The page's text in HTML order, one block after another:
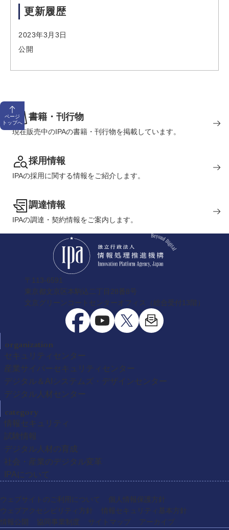
更新履歴
2023年3月3日
公開
ページ
トップへ
書籍・刊行物
現在販売中のIPAの書籍・刊行物を掲載しています。
採用情報
IPAの採用に関する情報をご紹介します。
調達情報
IPAの調達・契約情報をご案内します。
〒113-6591
東京都文京区本駒込二丁目28番8号
文京グリーンコートセンターオフィス（総合受付13階）
organization
セキュリティセンター
産業サイバーセキュリティセンター
デジタル＆AIシステムズ・デザインセンター
デジタル人材センター
category
情報セキュリティ
試験情報
デジタル人材の育成
社会・産業のデジタル変革
IPAについて
ウェブサイトのご利用について
個人情報保護方針
ウェブアクセシビリティ方針
情報セキュリティ基本方針
情報公開
協同事業制度 サイトマップ
アーカイブ